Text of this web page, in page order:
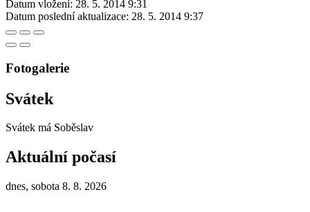
Datum vložení: 28. 5. 2014 9:31
Datum poslední aktualizace: 28. 5. 2014 9:37
Fotogalerie
Svátek
Svátek má Soběslav
Aktuální počasí
dnes, sobota 8. 8. 2026